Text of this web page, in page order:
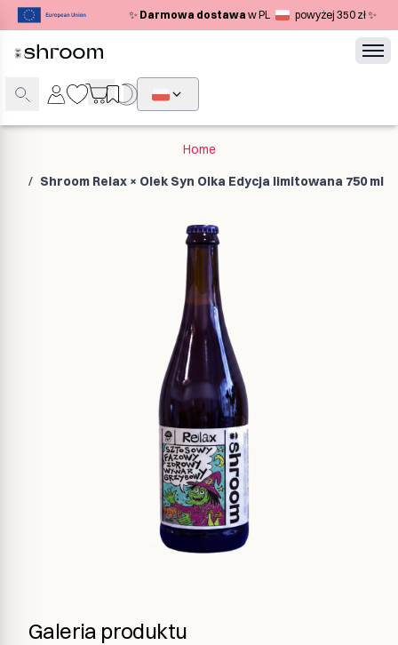
✨ Darmowa dostawaw PL powyżej 350 zł ✨
Home
/ Shroom Relax × Olek Syn Olka Edycja limitowana 750 ml
Galeria produktu